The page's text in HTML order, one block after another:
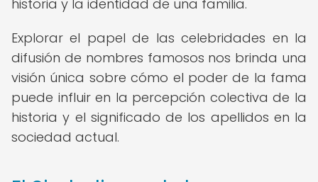
historia y la identidad de una familia.
Explorar el papel de las celebridades en la
difusión de nombres famosos nos brinda una
visión única sobre cómo el poder de la fama
puede influir en la percepción colectiva de la
historia y el significado de los apellidos en la
sociedad actual.